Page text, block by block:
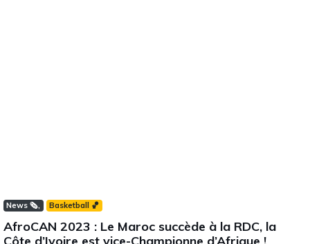
News 🗞️ Basketball 🏀
AfroCAN 2023 : Le Maroc succède à la RDC, la
Côte d’Ivoire est vice-Championne d’Afrique !